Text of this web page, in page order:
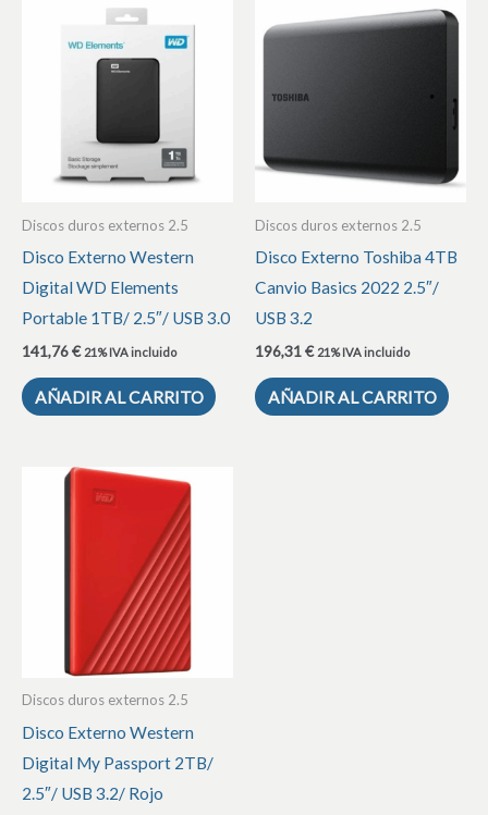
Discos duros externos 2.5
Disco Externo Western
Digital WD Elements
Portable 1TB/ 2.5″/ USB 3.0
141,76€ 21% IVA incluido
AÑADIR AL CARRITO
Discos duros externos 2.5
Disco Externo Toshiba 4TB
Canvio Basics 2022 2.5″/
USB 3.2
196,31€ 21% IVA incluido
AÑADIR AL CARRITO
Discos duros externos 2.5
Disco Externo Western
Digital My Passport 2TB/
2.5″/ USB 3.2/ Rojo